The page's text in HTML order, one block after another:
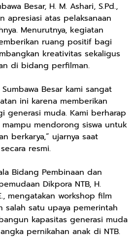
Besar, H. M. Ashari, S.Pd.,
apresiasi atas pelaksanaan
Menurutnya, kegiatan
ruang positif bagi
kreativitas sekaligus
di bidang perfilman.
Sumbawa Besar kami sangat
ini karena memberikan
generasi muda. Kami berharap
mendorong siswa untuk
berkarya,” ujarnya saat
resmi.
Bidang Pembinaan dan
Dikpora NTB, H.
mengatakan workshop film
salah satu upaya pemerintah
kapasitas generasi muda
pernikahan anak di NTB.